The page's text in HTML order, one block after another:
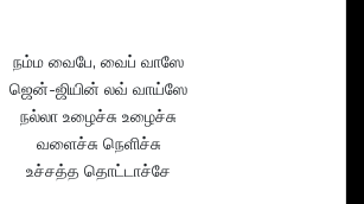
நம்ம வைபே, வைப் வாஸே
ஜென்-ஜியின் லவ் வாய்ஸே
நல்லா உழைச்சு உழைச்சு
வளைச்சு நெளிச்சு
உச்சத்த தொட்டாச்சே